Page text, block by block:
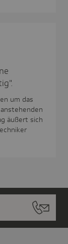
um das
äußert sich